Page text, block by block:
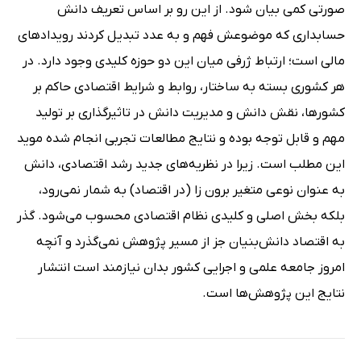
صورتی کمی بیان شود. از این رو بر اساس تعریف دانش
حسابداری که موضوعش فهم و به عدد تبدیل کردند رویدادهای
مالی است؛ ارتباط ژرفی میان این دو حوزه کلیدی وجود دارد. در
هر کشوری بسته به ساختار، روابط و شرایط اقتصادی حاکم بر
کشورها، نقش دانش و مدیریت دانش در تاثیرگذاری بر تولید
مهم و قابل توجه بوده و نتایج مطالعات تجربی انجام شده موید
این مطلب است. زیرا در نظریه‌های جدید رشد اقتصادی، دانش
به عنوان نوعی متغیر برون زا (در اقتصاد) به شمار نمی‌رود،
بلکه بخش اصلی و کلیدی نظام اقتصادی محسوب می‌شود. گذر
به اقتصاد دانش‌بنیان جز از مسیر پژوهش نمی‌گذرد و آنچه
امروز جامعه علمی و اجرایی کشور بدان نیازمند است انتشار
نتایج این پژوهش‌ها است.